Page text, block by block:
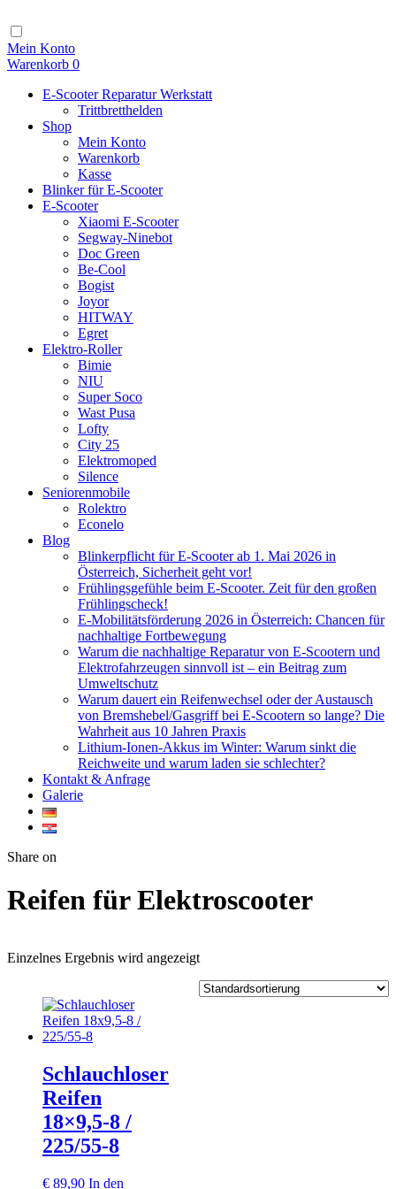
Inhalt
Mein Konto
Warenkorb 0
E-Scooter Reparatur Werkstatt
Trittbretthelden
Shop
Mein Konto
Warenkorb
Kasse
Blinker für E-Scooter
E-Scooter
Xiaomi E-Scooter
Segway-Ninebot
Doc Green
Be-Cool
Bogist
Joyor
HITWAY
Egret
Elektro-Roller
Bimie
NIU
Super Soco
Wast Pusa
Lofty
City 25
Elektromoped
Silence
Seniorenmobile
Rolektro
Econelo
Blog
Blinkerpflicht für E-Scooter ab 1. Mai 2026 in
Österreich, Sicherheit geht vor!
Frühlingsgefühle beim E-Scooter. Zeit für den großen
Frühlingscheck!
E-Mobilitätsförderung 2026 in Österreich: Chancen für
nachhaltige Fortbewegung
Warum die nachhaltige Reparatur von E-Scootern und
Elektrofahrzeugen sinnvoll ist – ein Beitrag zum
Umweltschutz
Warum dauert ein Reifenwechsel oder der Austausch
von Bremshebel/Gasgriff bei E-Scootern so lange? Die
Wahrheit aus 10 Jahren Praxis
Lithium-Ionen-Akkus im Winter: Warum sinkt die
Reichweite und warum laden sie schlechter?
Kontakt & Anfrage
Galerie
Share on
Reifen für Elektroscooter
Einzelnes Ergebnis wird angezeigt
Schlauchloser
Reifen
18×9,5-8 /
225/55-8
€ 89,90 In den